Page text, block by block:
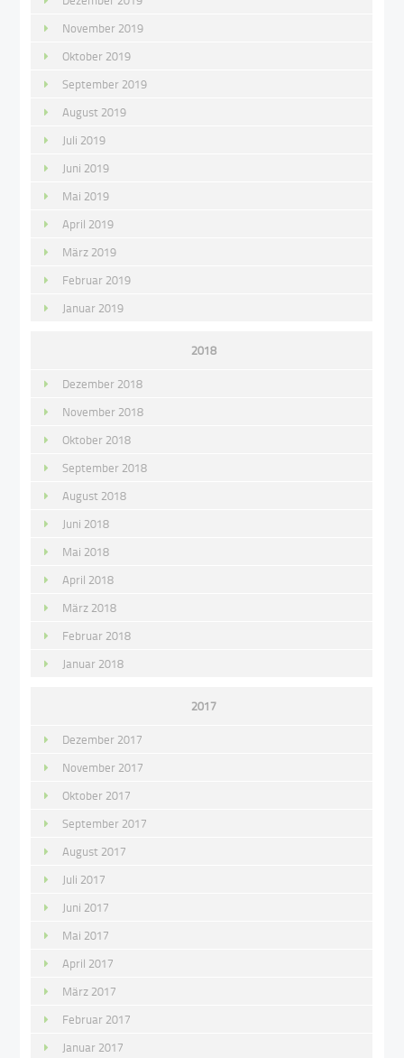
November 2019
Oktober 2019
September 2019
August 2019
Juli 2019
Juni 2019
Mai 2019
April 2019
März 2019
Februar 2019
Januar 2019
2018
Dezember 2018
November 2018
Oktober 2018
September 2018
August 2018
Juni 2018
Mai 2018
April 2018
März 2018
Februar 2018
Januar 2018
2017
Dezember 2017
November 2017
Oktober 2017
September 2017
August 2017
Juli 2017
Juni 2017
Mai 2017
April 2017
März 2017
Februar 2017
Januar 2017